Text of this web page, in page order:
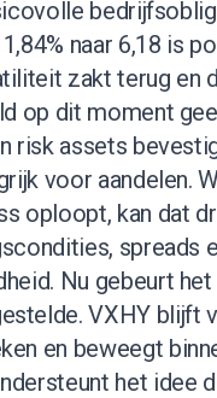
naar 6,18 is
zakt terug en
op dit moment
risk assets
voor aandelen.
oploopt, kan dat
spreads
Nu gebeurt het
VXHY blijft
en beweegt
het idee